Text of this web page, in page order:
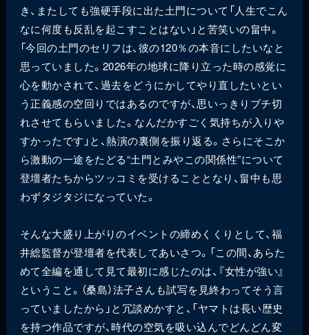
き、またしても強硬手段に出た土門について「人生でこん
なに何度も反乱を起こすことはない」と苦笑いの畠中。
「今回の土門のセリフは、彼の120％の本音にしたいなと
思っていました。2026年の地球に降り立った時の感覚に
心を動かされて、過去をどうにかしてやり直したいとい
う正義感の空回りではあるのですが、思いっきりブチ切
れさせてもらいました。なんだかすごく気持ちが入りや
すかったです」と、熱演の裏側を振り返る。さらにそこか
ら激動の一途をたどる“土門とみやこの関係性”について
登壇者たちからツッコミを受けることとなり、畠中も思
わずタジタジになっていた。
そんな大盛り上がりのイベントの締めくくりとして、福
井総監督が登壇者を代表してあいさつ。「この間、あらた
めて全編を通して見て最初に感じたのは、『女性が強い』
ということ。（桑島）法子さんも試写を見終わってそう言
っていましたから」と冗談めかすと、「ヤマトは長い歴史
を持つ作品ですが、時代の空気を吸い込んでどんどん変